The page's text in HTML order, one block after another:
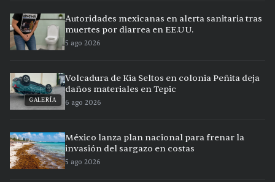
Autoridades mexicanas en alerta sanitaria tras
muertes por diarrea en EE.UU.
5 ago 2026
GALERÍA
Volcadura de Kia Seltos en colonia Peñita deja
daños materiales en Tepic
6 ago 2026
México lanza plan nacional para frenar la
invasión del sargazo en costas
5 ago 2026